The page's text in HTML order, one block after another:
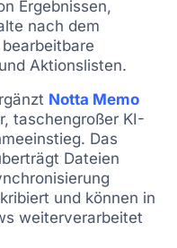
Ergebnissen,
nach dem
Aktionslisten.
Notta Memo
taschengroßer KI-
Das
Dateien
und können in
weiterverarbeitet